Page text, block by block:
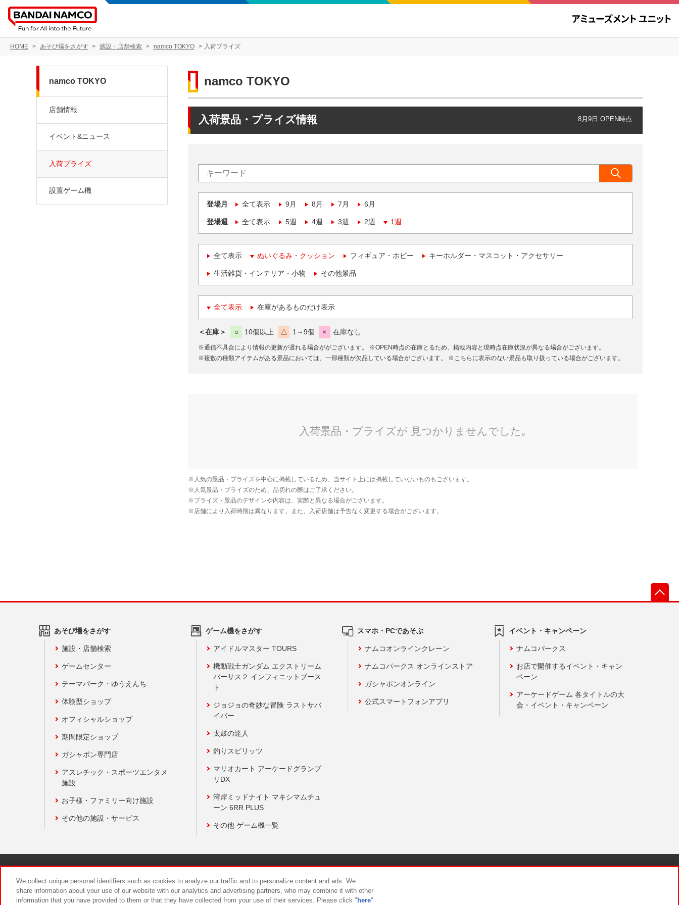
HOME あそび場をさがす 施設・店舗検索 namco TOKYO 入荷プライズ
namco TOKYO
入荷景品・プライズ情報 8月9日 OPEN時点
登場月 全て表示 9月 8月 7月 6月
登場週 全て表示 5週 4週 3週 2週 1週
全て表示 ぬいぐるみ・クッション フィギュア・ホビー キーホルダー・マスコット・アクセサリー
生活雑貨・インテリア・小物 その他景品
全て表示 在庫があるものだけ表示
＜在庫＞ ○ 10個以上 △ 1～9個 × 在庫なし
※通信不具合により情報の更新が遅れる場合ががございます。
※OPEN時点の在庫とるため、掲載内容と現時点在庫状況が異なる場合がございます。
※複数の種類アイテムがある景品においては、一部種類が欠品している場合がございます。
※こちらに表示のない景品も取り扱っている場合がございます。
namco TOKYO
店舗情報
イベント&ニュース
入荷プライズ
設置ゲーム機
あそび場をさがす
施設・店舗検索
ゲームセンター
テーマパーク・ゆうえんち
体験型ショップ
オフィシャルショップ
期間限定ショップ
ガシャポン専門店
アスレチック・スポーツエンタメ
施設
お子様・ファミリー向け施設
その他の施設・サービス
ゲーム機をさがす
アイドルマスター TOURS
機動戦士ガンダム エクストリーム
バーサス２ インフィニットブース
ト
ジョジョの奇妙な冒険 ラストサバ
イバー
太鼓の達人
釣りスピリッツ
マリオカート アーケードグランプ
リDX
湾岸ミッドナイト マキシマムチュ
ーン 6RR PLUS
その他 ゲーム機一覧
スマホ・PCであそぶ
ナムコオンラインクレーン
ナムコパークス オンラインストア
ガシャポンオンライン
公式スマートフォンアプリ
イベント・キャンペーン
ナムコパークス
お店で開催するイベント・キャン
ペーン
アーケードゲーム 各タイトルの大
会・イベント・キャンペーン
食品のご提供について カスタマーハラスメント対応方針
We collect unique personal identifiers such as cookies to analyze our traffic and to personalize content and ads. We
share information about your use of our website with our analytics and advertising partners, who may combine it with other
information that you have provided to them or that they have collected from your use of their services. Please click " here"